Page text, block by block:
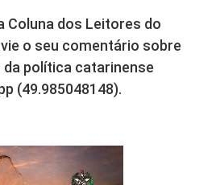
Coluna dos Leitores do
o seu comentário sobre
política catarinense
(49.985048148).